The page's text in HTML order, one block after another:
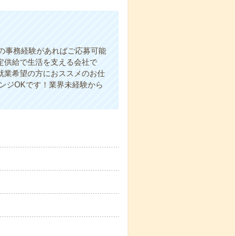
事務経験があればご応募可能
供給で生活を支える会社で
業希望の方におススメのお仕
ジOKです！業界未経験から